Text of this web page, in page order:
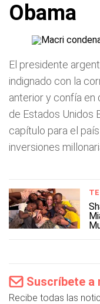
Obama
El presidente
indignado con la
anterior y confía en
de Estados Unidos
capítulo para el
inversiones
Suscríbete a
Recibe todas las